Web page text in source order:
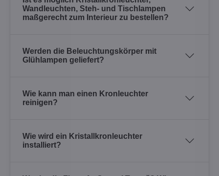
Wandleuchten, Steh- und Tischlampen
maßgerecht zum Interieur zu bestellen?
Werden die Beleuchtungskörper mit
Glühlampen geliefert?
Wie kann man einen Kronleuchter
reinigen?
Wie wird ein Kristallkronleuchter
installiert?